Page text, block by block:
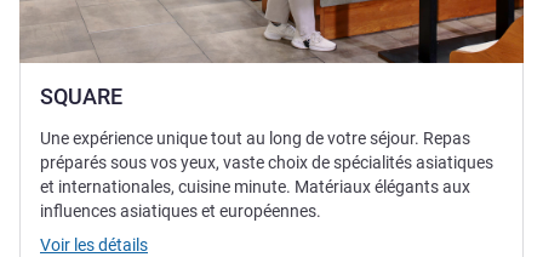
SQUARE
Une expérience unique tout au long de votre séjour. Repas
préparés sous vos yeux, vaste choix de spécialités asiatiques
et internationales, cuisine minute. Matériaux élégants aux
influences asiatiques et européennes.
Voir les détails